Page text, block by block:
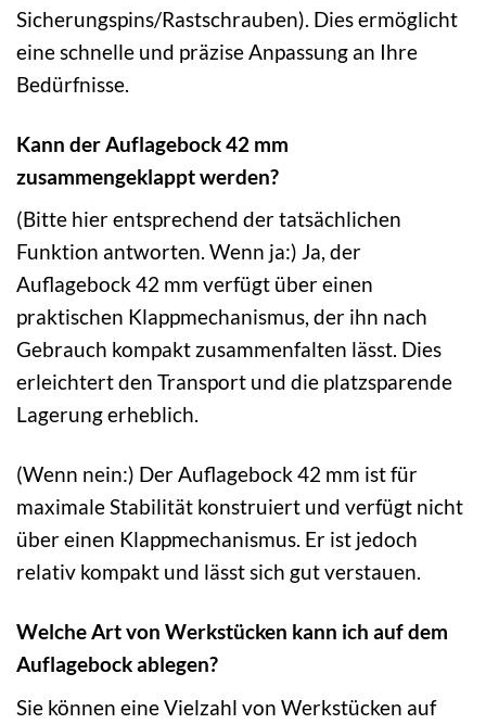
Sicherungspins/Rastschrauben). Dies ermöglicht
eine schnelle und präzise Anpassung an Ihre
Bedürfnisse.
Kann der Auflagebock 42 mm
zusammengeklappt werden?
(Bitte hier entsprechend der tatsächlichen
Funktion antworten. Wenn ja:) Ja, der
Auflagebock 42 mm verfügt über einen
praktischen Klappmechanismus, der ihn nach
Gebrauch kompakt zusammenfalten lässt. Dies
erleichtert den Transport und die platzsparende
Lagerung erheblich.
(Wenn nein:) Der Auflagebock 42 mm ist für
maximale Stabilität konstruiert und verfügt nicht
über einen Klappmechanismus. Er ist jedoch
relativ kompakt und lässt sich gut verstauen.
Welche Art von Werkstücken kann ich auf dem
Auflagebock ablegen?
Sie können eine Vielzahl von Werkstücken auf